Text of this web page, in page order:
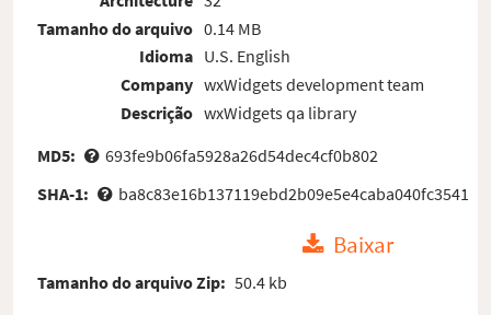
Tamanho do arquivo
Idioma
Company
Descrição
0.14 MB
U.S. English
wxWidgets development team
wxWidgets qa library
MD5:
693fe9b06fa5928a26d54dec4cf0b802
SHA-1:
ba8c83e16b137119ebd2b09e5e4caba040fc3541
Baixar
Tamanho do arquivo Zip: 50.4 kb